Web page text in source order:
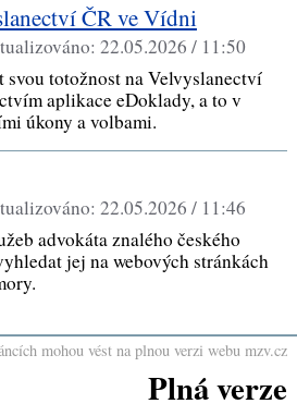
ČR ve Vídni
22.05.2026 / 11:50
svou totožnost na Velvyslanectví
aplikace eDoklady, a to v
úkony a volbami.
22.05.2026 / 11:46
advokáta znalého českého
jej na webových stránkách
mohou vést na plnou verzi webu mzv.cz
Plná verze